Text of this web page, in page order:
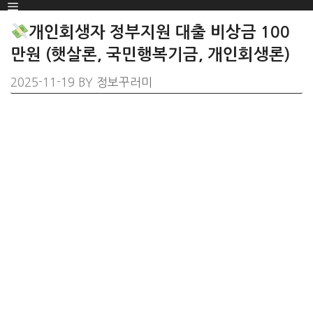
SKIP
TO
CONTENT
Menu
개인회생자 정부지원 대출 비상금 100
만원 (햇살론, 국민행복기금, 개인회생론)
2025-11-19 BY 정보꾸러미